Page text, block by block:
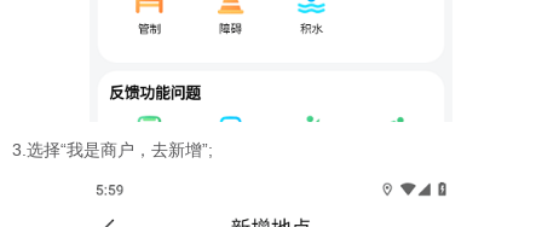
3.选择“我是商户，去新增”;